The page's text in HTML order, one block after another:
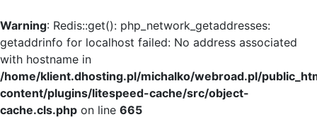
Warning: Redis::get(): php_network_getaddresses:
getaddrinfo for localhost failed: No address associated
with hostname in
/home/klient.dhosting.pl/michalko/webroad.pl/
content/plugins/litespeed-cache/src/object-
cache.cls.php on line 665